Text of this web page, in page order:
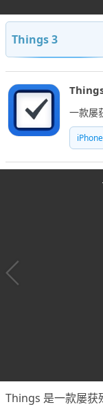
Things 3
一款屡
iPhone
Things 是一款屡获